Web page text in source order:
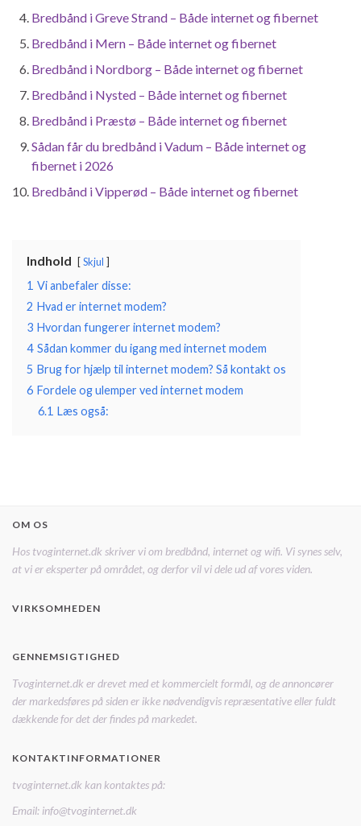
Bredbånd i Greve Strand – Både internet og fibernet
Bredbånd i Mern – Både internet og fibernet
Bredbånd i Nordborg – Både internet og fibernet
Bredbånd i Nysted – Både internet og fibernet
Bredbånd i Præstø – Både internet og fibernet
Sådan får du bredbånd i Vadum – Både internet og
fibernet i 2026
Bredbånd i Vipperød – Både internet og fibernet
Indhold Skjul
1 Vi anbefaler disse:
2 Hvad er internet modem?
3 Hvordan fungerer internet modem?
4 Sådan kommer du igang med internet modem
5 Brug for hjælp til internet modem? Så kontakt os
6 Fordele og ulemper ved internet modem
6.1 Læs også:
OM OS
Hos tvoginternet.dk skriver vi om bredbånd, internet og wifi. Vi synes selv,
at vi er eksperter på området, og derfor vil vi dele ud af vores viden.
VIRKSOMHEDEN
GENNEMSIGTIGHED
Tvoginternet.dk er drevet med et kommercielt formål, og de annoncører
der markedsføres på siden er ikke nødvendigvis repræsentative eller fuldt
dækkende for det der findes på markedet.
KONTAKTINFORMATIONER
tvoginternet.dk kan kontaktes på:
Email: info@tvoginternet.dk